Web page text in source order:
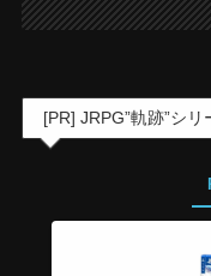
[PR] JRPG”軌跡”シ